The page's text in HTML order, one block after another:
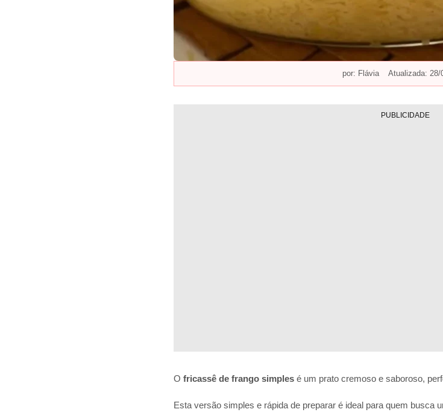
por: Flávia Atualizada: 28/
PUBLICIDADE
O fricassê de frango simples é um prato cremoso e saboroso,
Esta versão simples e rápida de preparar é ideal para quem busca